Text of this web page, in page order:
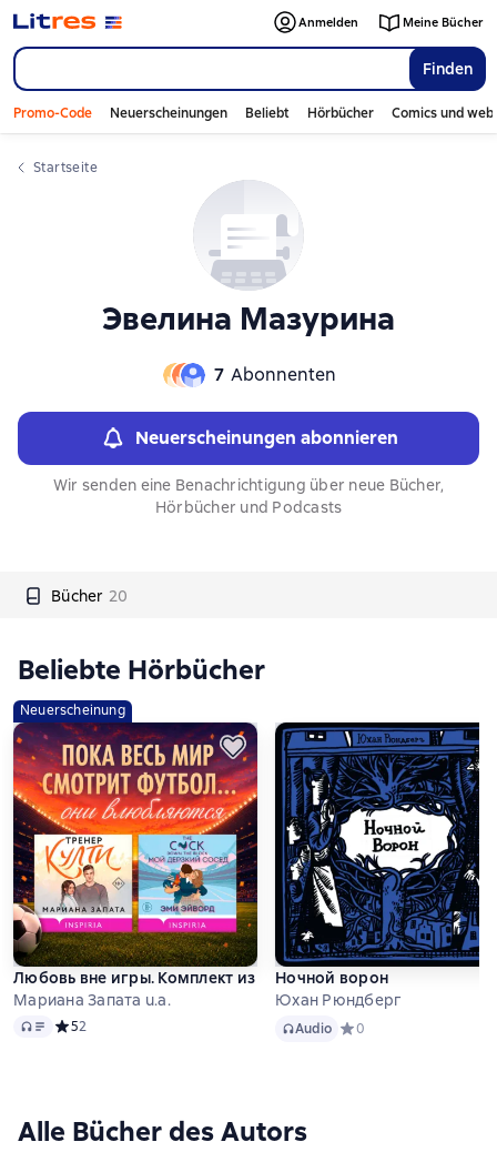
Finden
Anmelden Meine Bücher
Promo-Code Neuerscheinungen Beliebt Hörbücher Comics und
Startseite
Эвелина Мазурина
7 Abonnenten
Neuerscheinungen abonnieren
Wir senden eine Benachrichtigung über neue Bücher,
Hörbücher und Podcasts
Bücher 20
Слайдер с книгами
Beliebte Hörbücher
Neuerscheinung
Любовь вне игры. Комплект из 2 книг
Мариана Запата u.a.
Audio Средний рейтинг 5 на основе 2 оценок
52
Ночной ворон
Юхан Рюндберг
AudioAudio Средний рейтинг 0 на
0
Alle Bücher des Autors